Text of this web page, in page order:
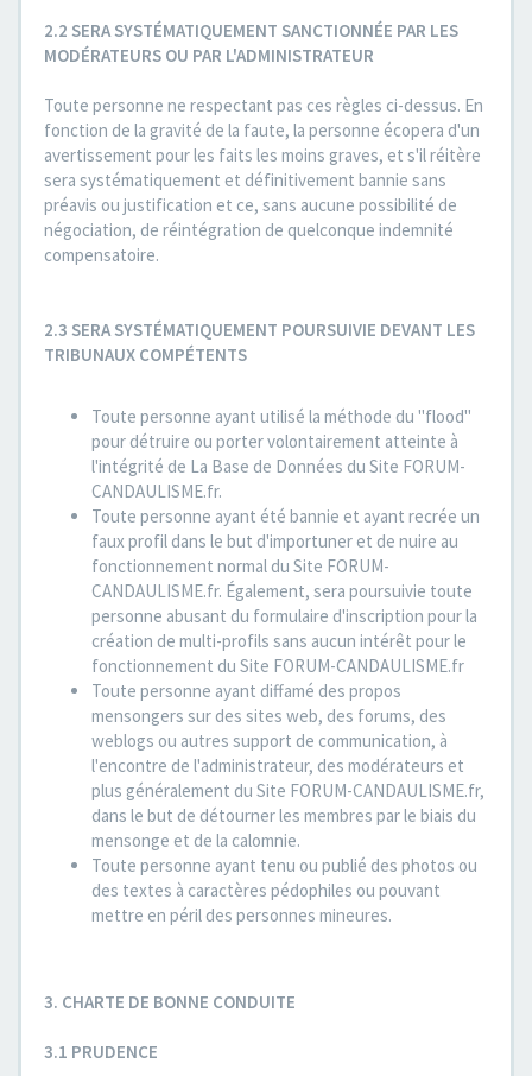
2.2 SERA SYSTÉMATIQUEMENT SANCTIONNÉE PAR LES
MODÉRATEURS OU PAR L'ADMINISTRATEUR
Toute personne ne respectant pas ces règles ci-dessus. En
fonction de la gravité de la faute, la personne écopera d'un
avertissement pour les faits les moins graves, et s'il réitère
sera systématiquement et définitivement bannie sans
préavis ou justification et ce, sans aucune possibilité de
négociation, de réintégration de quelconque indemnité
compensatoire.
2.3 SERA SYSTÉMATIQUEMENT POURSUIVIE DEVANT LES
TRIBUNAUX COMPÉTENTS
Toute personne ayant utilisé la méthode du "flood"
pour détruire ou porter volontairement atteinte à
l'intégrité de La Base de Données du Site FORUM-
CANDAULISME.fr.
Toute personne ayant été bannie et ayant recrée un
faux profil dans le but d'importuner et de nuire au
fonctionnement normal du Site FORUM-
CANDAULISME.fr. Également, sera poursuivie toute
personne abusant du formulaire d'inscription pour la
création de multi-profils sans aucun intérêt pour le
fonctionnement du Site FORUM-CANDAULISME.fr
Toute personne ayant diffamé des propos
mensongers sur des sites web, des forums, des
weblogs ou autres support de communication, à
l'encontre de l'administrateur, des modérateurs et
plus généralement du Site FORUM-CANDAULISME.fr,
dans le but de détourner les membres par le biais du
mensonge et de la calomnie.
Toute personne ayant tenu ou publié des photos ou
des textes à caractères pédophiles ou pouvant
mettre en péril des personnes mineures.
3. CHARTE DE BONNE CONDUITE
3.1 PRUDENCE